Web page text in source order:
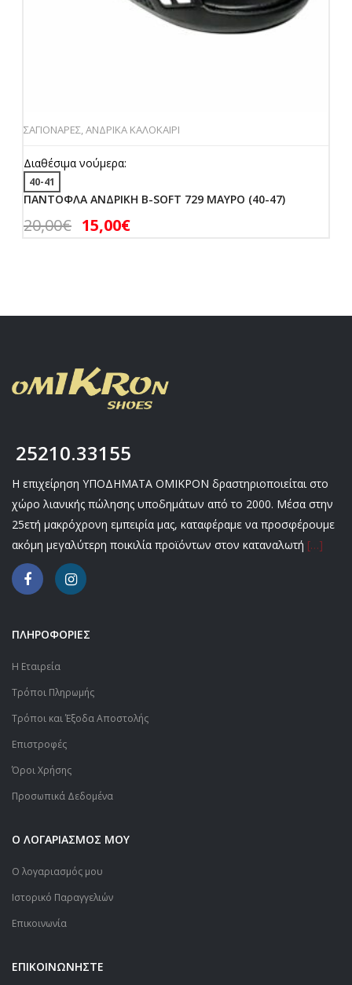
ΣΑΓΙΟΝΑΡΕΣ,ΑΝΔΡΙΚΑ ΚΑΛΟΚΑΙΡΙ
Διαθέσιμα νούμερα:
40-41
ΠΑΝΤΟΦΛΑ ΑΝΔΡΙΚΗ B-SOFT 729 ΜΑΥΡΟ (40-47)
20,00€ 15,00€
25210.33155
Η επιχείρηση ΥΠΟΔΗΜΑΤΑ ΟΜΙΚΡΟΝ δραστηριοποιείται στο
χώρο λιανικής πώλησης υποδημάτων από το 2000. Μέσα στην
25ετή μακρόχρονη εμπειρία μας, καταφέραμε να προσφέρουμε
ακόμη μεγαλύτερη ποικιλία προϊόντων στον καταναλωτή […]
ΠΛΗΡΟΦΟΡΙΕΣ
Η Εταιρεία
Τρόποι Πληρωμής
Τρόποι και Έξοδα Αποστολής
Επιστροφές
Όροι Χρήσης
Προσωπικά Δεδομένα
Ο ΛΟΓΑΡΙΑΣΜΟΣ ΜΟΥ
Ο λογαριασμός μου
Ιστορικό Παραγγελιών
Επικοινωνία
ΕΠΙΚΟΙΝΩΝΗΣΤΕ